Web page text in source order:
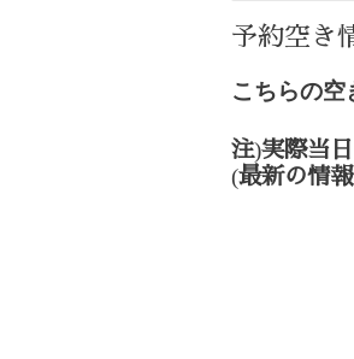
予約空き
こちらの空
注)実際当
(最新の情